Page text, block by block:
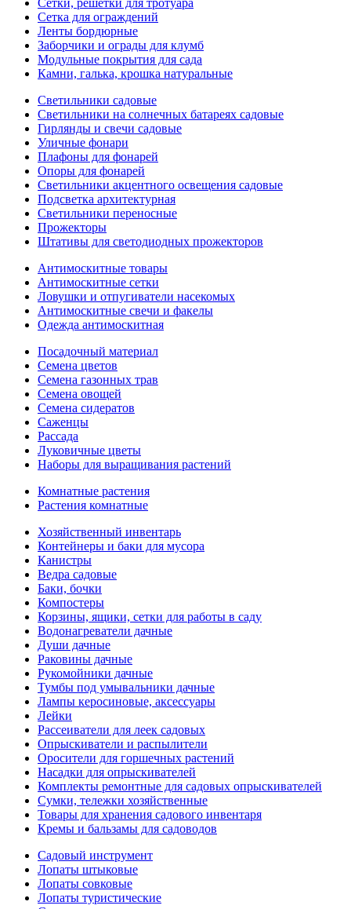
Сетки, решетки для тротуара
Сетка для ограждений
Ленты бордюрные
Заборчики и ограды для клумб
Модульные покрытия для сада
Камни, галька, крошка натуральные
Светильники садовые
Светильники на солнечных батареях садовые
Гирлянды и свечи садовые
Уличные фонари
Плафоны для фонарей
Опоры для фонарей
Светильники акцентного освещения садовые
Подсветка архитектурная
Светильники переносные
Прожекторы
Штативы для светодиодных прожекторов
Антимоскитные товары
Антимоскитные сетки
Ловушки и отпугиватели насекомых
Антимоскитные свечи и факелы
Одежда антимоскитная
Посадочный материал
Семена цветов
Семена газонных трав
Семена овощей
Семена сидератов
Саженцы
Рассада
Луковичные цветы
Наборы для выращивания растений
Комнатные растения
Растения комнатные
Хозяйственный инвентарь
Контейнеры и баки для мусора
Канистры
Ведра садовые
Баки, бочки
Компостеры
Корзины, ящики, сетки для работы в саду
Водонагреватели дачные
Души дачные
Раковины дачные
Рукомойники дачные
Тумбы под умывальники дачные
Лампы керосиновые, аксессуары
Лейки
Рассеиватели для леек садовых
Опрыскиватели и распылители
Оросители для горшечных растений
Насадки для опрыскивателей
Комплекты ремонтные для садовых опрыскивателей
Сумки, тележки хозяйственные
Товары для хранения садового инвентаря
Кремы и бальзамы для садоводов
Садовый инструмент
Лопаты штыковые
Лопаты совковые
Лопаты туристические